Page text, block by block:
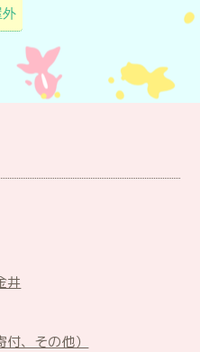
外
井
、その他）